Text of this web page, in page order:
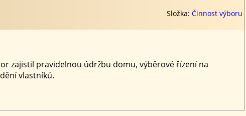
Složka: Činnost výboru
zajistil pravidelnou údržbu domu, výběrové řízení na
vlastníků.